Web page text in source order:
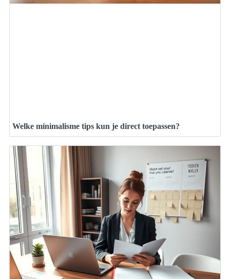
Welke minimalisme tips kun je direct toepassen?